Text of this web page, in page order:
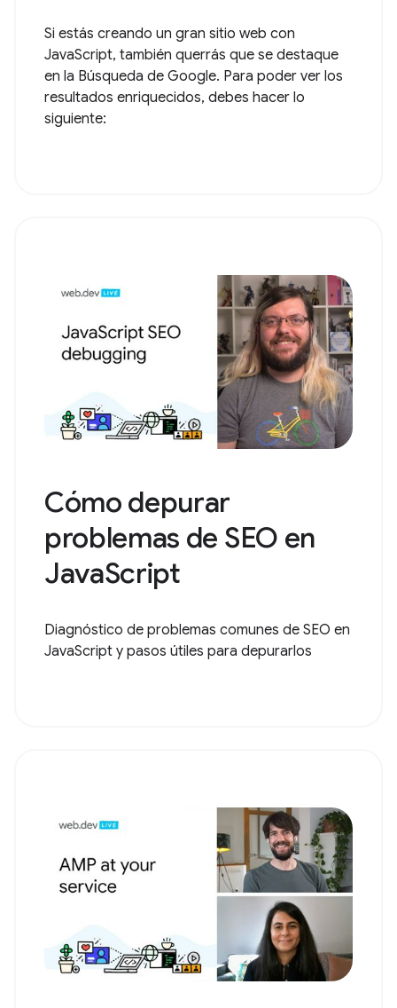
Si estás creando un gran sitio web con
JavaScript, también querrás que se destaque
en la Búsqueda de Google. Para poder ver los
resultados enriquecidos, debes hacer lo
siguiente:
Cómo depurar
problemas de SEO en
JavaScript
Diagnóstico de problemas comunes de SEO en
JavaScript y pasos útiles para depurarlos